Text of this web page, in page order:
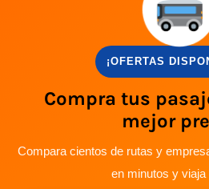
¡OFERTAS
Compra tus
mejor
Compara cientos de rutas y
en minutos y viaja